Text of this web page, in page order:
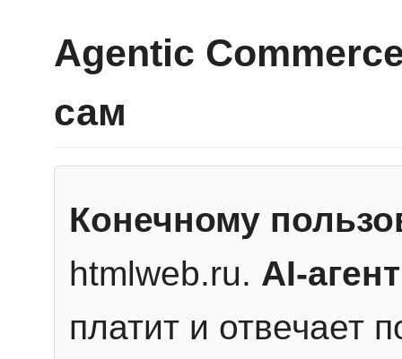
Agentic
сам
Конечному
htmlweb.ru. AI-агент
платит и отвечает